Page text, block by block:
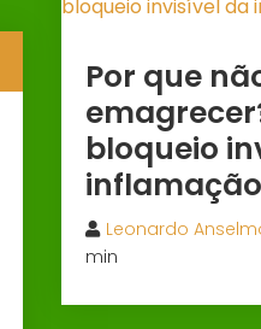
Por que
bloqueio
inflamação
Leonardo
min